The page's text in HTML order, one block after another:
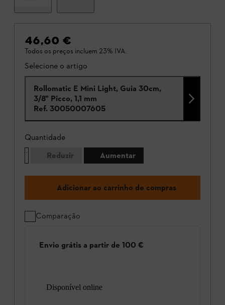
46,60 €
Todos os preços incluem 23% IVA.
Selecione o artigo
Rollomatic E Mini Light, Guia 30cm,
3/8" Picco, 1,1 mm
Ref. 30050007605
Quantidade
Reduzir
Aumentar
Adicionar ao carrinho de compras
Comparação
Envio grátis a partir de 100 €
Disponível online